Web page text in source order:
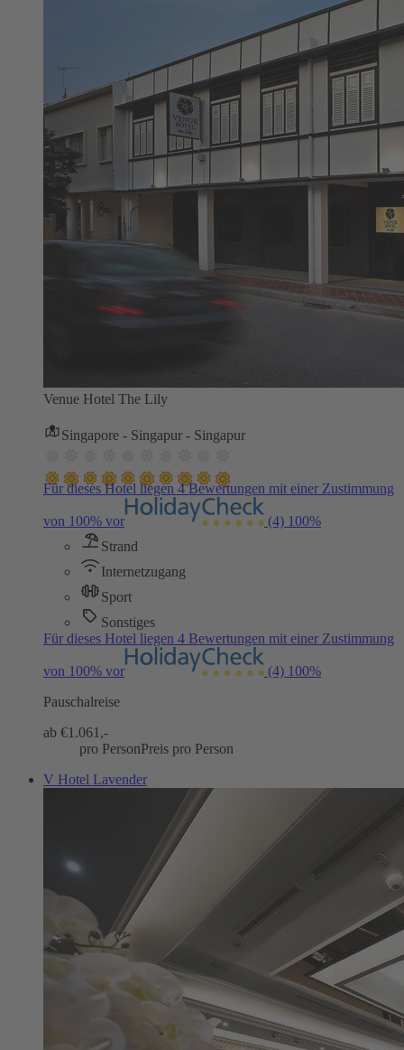
Venue Hotel The Lily
Singapore - Singapur - Singapur
Für dieses Hotel liegen 4 Bewertungen mit einer Zustimmung
von 100% vor (4) 100%
Strand
Internetzugang
Sport
Sonstiges
Für dieses Hotel liegen 4 Bewertungen mit einer Zustimmung
von 100% vor (4) 100%
Pauschalreise
ab €1.061,-
pro PersonPreis pro Person
V Hotel Lavender